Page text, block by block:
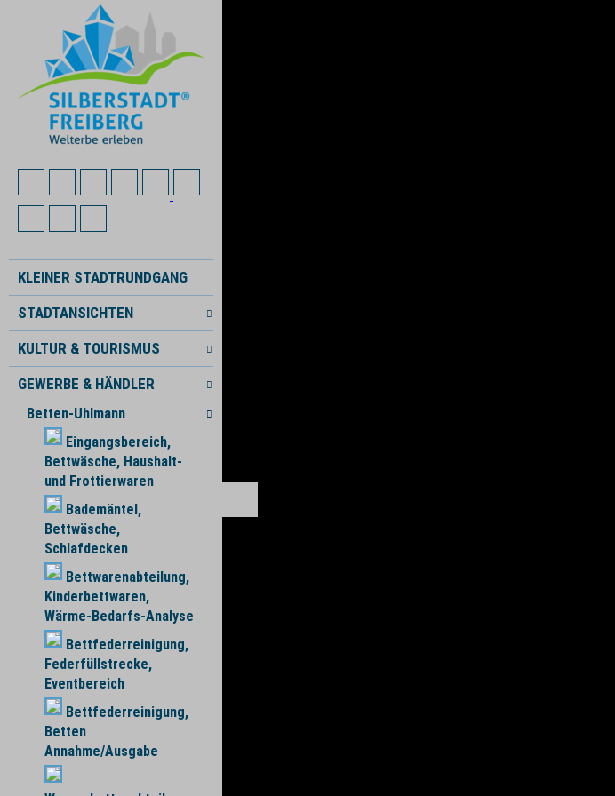
KLEINER STADTRUNDGANG
STADTANSICHTEN
KULTUR & TOURISMUS
GEWERBE & HÄNDLER
Betten-Uhlmann
Eingangsbereich,
Bettwäsche, Haushalt-
und Frottierwaren
Bademäntel,
Bettwäsche,
Schlafdecken
Bettwarenabteilung,
Kinderbettwaren,
Wärme-Bedarfs-Analyse
Bettfederreinigung,
Federfüllstrecke,
Eventbereich
Bettfederreinigung,
Betten
Annahme/Ausgabe